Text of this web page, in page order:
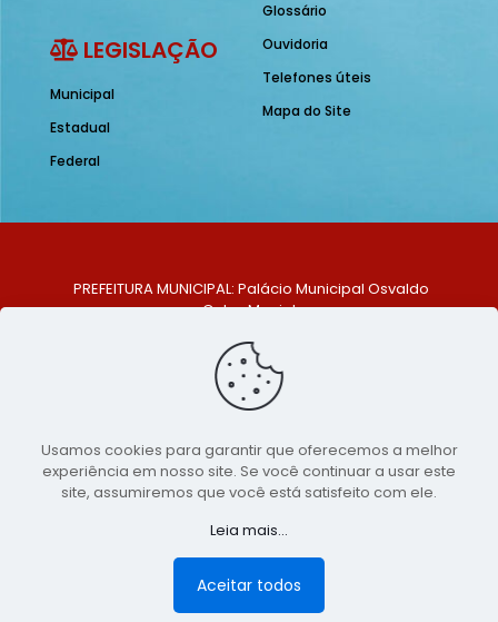
LEGISLAÇÃO
Municipal
Estadual
Federal
Glossário
Ouvidoria
Telefones úteis
Mapa do Site
PREFEITURA MUNICIPAL: Palácio Municipal Osvaldo
Celso Maciel
Centro, São Bento do Una - PE. CEP: 553370-128
TELEFONE: (81) 99548-1569
E-MAIL: ouvidoria@saobentodouna.pe.gov.br
Copyright 2021-2026 - Assessoria de Comunicação da
Prefeitura de São Bento do Una - PE
publicidadeLumusWeb - Agência Digital
Usamos cookies para garantir que oferecemos a melhor
experiência em nosso site. Se você continuar a usar este
site, assumiremos que você está satisfeito com ele.
Leia mais...
Aceitar todos